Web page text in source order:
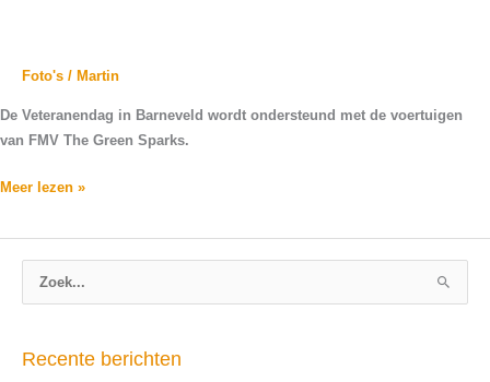
Foto's / Martin
De Veteranendag in Barneveld wordt ondersteund met de voertuigen
van FMV The Green Sparks.
Meer lezen »
kRecente berichten